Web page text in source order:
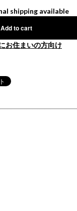
shipping available
Add to cart
お住まいの方向け